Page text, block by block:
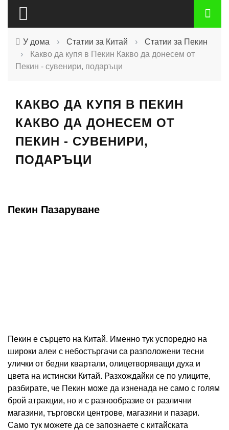
У дома › Статии за Китай ›
Статии за Пекин
›
Какво да купя в Пекин Какво да донесем от
Пекин - сувенири, подаръци
КАКВО ДА КУПЯ В ПЕКИН
КАКВО ДА ДОНЕСЕМ ОТ
ПЕКИН - СУВЕНИРИ,
ПОДАРЪЦИ
Пекин Пазаруване
Пекин е сърцето на Китай. Именно тук успоредно на
широки алеи с небостъргачи са разположени тесни
улички от бедни квартали, олицетворяващи духа и
цвета на истински Китай. Разхождайки се по улиците,
разбирате, че Пекин може да изненада не само с голям
брой атракции, но и с разнообразие от различни
магазини, търговски центрове, магазини и пазари.
Само тук можете да се запознаете с китайската